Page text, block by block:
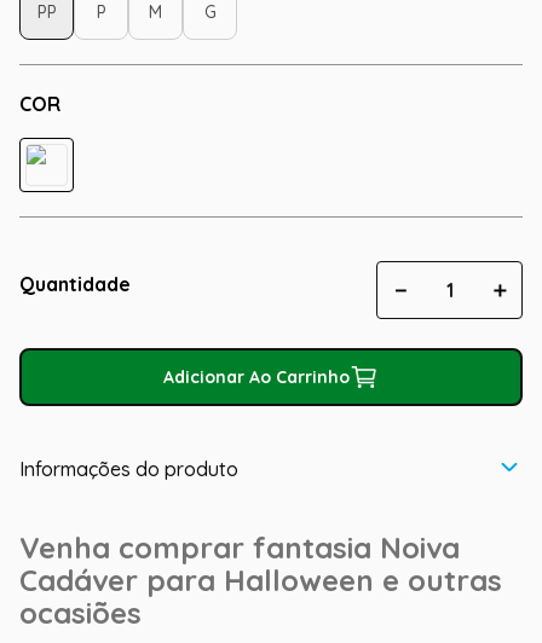
COR
PP P M G
Quantidade ＋
－
Adicionar Ao Carrinho
Informações do produto
Venha comprar fantasia Noiva
Cadáver para Halloween e outras
ocasiões